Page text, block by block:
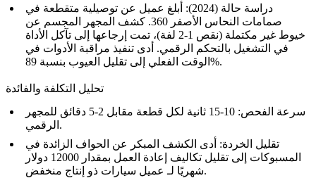
دراسة حالة (2024): أبلغ عميل عن توصيلية متقطعة في
صمامات النحاس الأصفر 360
. كشف المجهر المجسم عن
خيوط غير مكتملة (نقص 1-2 لفة)، تمت إرجاعها إلى تآكل الأداة
في التشغيل بالتحكم الرقمي. أدى تنفيذ مراقبة الأدوات في
الوقت الفعلي إلى تقليل العيوب بنسبة 89%.
تحليل التكلفة والفائدة
سرعة الفحص: 10-15 ثانية لكل قطعة مقابل 2-5 دقائق للمجهر
الرقمي.
تقليل الخردة: أدى الكشف المبكر عن الحواف الزائدة في
المسبوكات إلى تقليل تكاليف إعادة العمل بمقدار 12000 دولار
شهريًا لـ عميل سيارات ذو إنتاج منخفض
.